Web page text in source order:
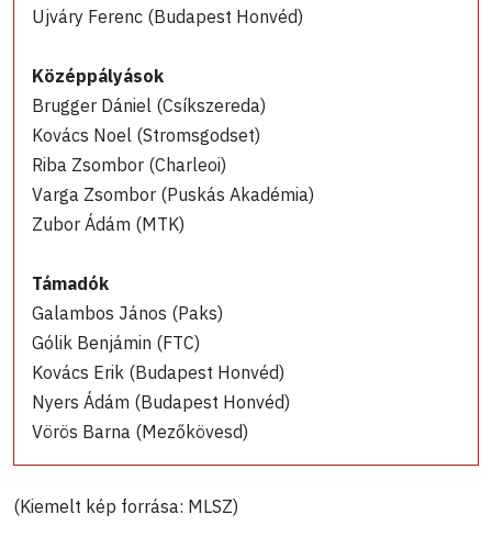
Ujváry Ferenc (Budapest Honvéd)
Középpályások
Brugger Dániel (Csíkszereda)
Kovács Noel (Stromsgodset)
Riba Zsombor (Charleoi)
Varga Zsombor (Puskás Akadémia)
Zubor Ádám (MTK)
Támadók
Galambos János (Paks)
Gólik Benjámin (FTC)
Kovács Erik (Budapest Honvéd)
Nyers Ádám (Budapest Honvéd)
Vörös Barna (Mezőkövesd)
(Kiemelt kép forrása: MLSZ)